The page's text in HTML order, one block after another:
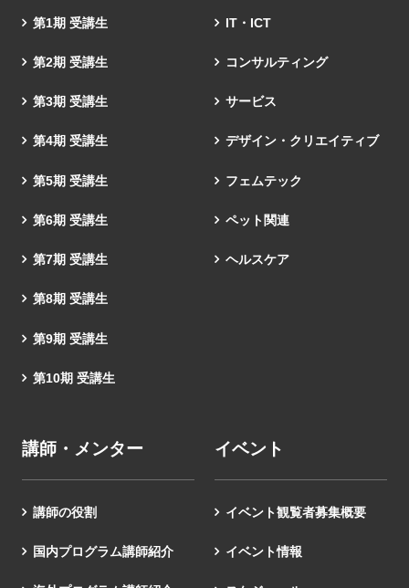
第1期 受講生
第2期 受講生
第3期 受講生
第4期 受講生
第5期 受講生
第6期 受講生
第7期 受講生
第8期 受講生
第9期 受講生
第10期 受講生
IT・ICT
コンサルティング
サービス
デザイン・クリエイティブ
フェムテック
ペット関連
ヘルスケア
講師・メンター
講師の役割
国内プログラム講師紹介
イベント
イベント観覧者募集概要
イベント情報